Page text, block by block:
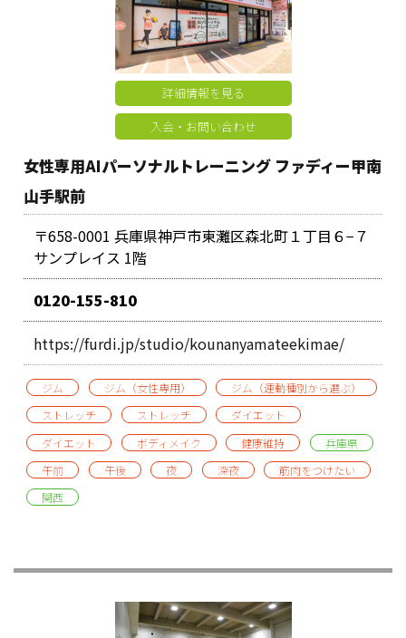
詳細情報を見る
入会・お問い合わせ
女性専用AIパーソナルトレーニング ファディー甲南
山手駅前
〒658-0001 兵庫県神戸市東灘区森北町１丁目６−７
サンプレイス 1階
0120-155-810
https://furdi.jp/studio/kounanyamateekimae/
ジム ジム（女性専用）
ジム（運動種別から選ぶ）
ストレッチ
ストレッチ
ダイエット
ダイエット
ボディメイク 健康維持
兵庫県
午前
午後 夜 深夜
筋肉をつけたい
関西